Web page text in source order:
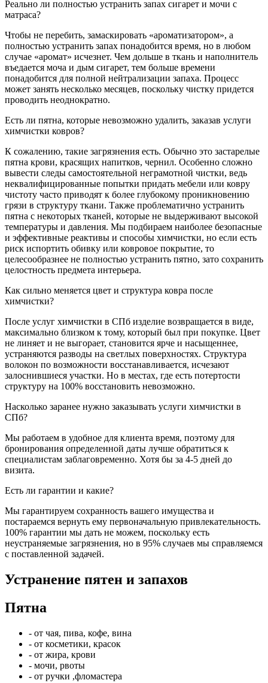
Реально ли полностью устранить запах сигарет и мочи с
матраса?
Чтобы не перебить, замаскировать «ароматизатором», а
полностью устранить запах понадобится время, но в любом
случае «аромат» исчезнет. Чем дольше в ткань и наполнитель
въедается моча и дым сигарет, тем больше времени
понадобится для полной нейтрализации запаха. Процесс
может занять несколько месяцев, поскольку чистку придется
проводить неоднократно.
Есть ли пятна, которые невозможно удалить, заказав услуги
химчистки ковров?
К сожалению, такие загрязнения есть. Обычно это застарелые
пятна крови, красящих напитков, чернил. Особенно сложно
вывести следы самостоятельной неграмотной чистки, ведь
неквалифицированные попытки придать мебели или ковру
чистоту часто приводят к более глубокому проникновению
грязи в структуру ткани. Также проблематично устранить
пятна с некоторых тканей, которые не выдерживают высокой
температуры и давления. Мы подбираем наиболее безопасные
и эффективные реактивы и способы химчистки, но если есть
риск испортить обивку или ковровое покрытие, то
целесообразнее не полностью устранить пятно, зато сохранить
целостность предмета интерьера.
Как сильно меняется цвет и структура ковра после
химчистки?
После услуг химчистки в СПб изделие возвращается в виде,
максимально близком к тому, который был при покупке. Цвет
не линяет и не выгорает, становится ярче и насыщеннее,
устраняются разводы на светлых поверхностях. Структура
волокон по возможности восстанавливается, исчезают
залоснившиеся участки. Но в местах, где есть потертости
структуру на 100% восстановить невозможно.
Насколько заранее нужно заказывать услуги химчистки в
СПб?
Мы работаем в удобное для клиента время, поэтому для
бронирования определенной даты лучше обратиться к
специалистам заблаговременно. Хотя бы за 4-5 дней до
визита.
Есть ли гарантии и какие?
Мы гарантируем сохранность вашего имущества и
постараемся вернуть ему первоначальную привлекательность.
100% гарантии мы дать не можем, поскольку есть
неустраняемые загрязнения, но в 95% случаев мы справляемся
с поставленной задачей.
Устранение пятен и запахов
Пятна
- от чая, пива, кофе, вина
- от косметики, красок
- от жира, крови
- мочи, рвоты
- от ручки ,фломастера